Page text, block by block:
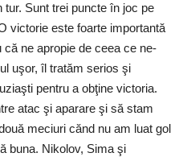
tur. Sunt trei puncte în joc pe
victorie este foarte importantă
ne apropie de ceea ce ne-
uşor, îl tratăm serios şi
pentru a obţine victoria.
atac şi aparare şi să stam
meciuri cănd nu am luat gol
buna. Nikolov, Sima şi